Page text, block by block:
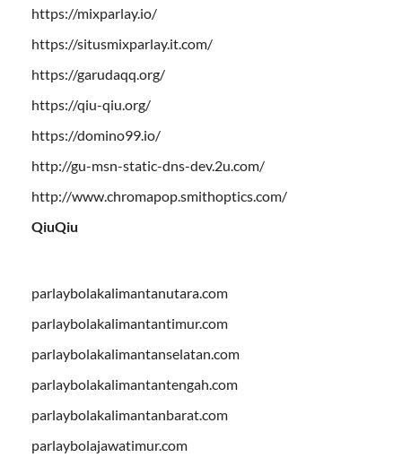
https://mixparlay.io/
https://situsmixparlay.it.com/
https://garudaqq.org/
https://qiu-qiu.org/
https://domino99.io/
http://gu-msn-static-dns-dev.2u.com/
http://www.chromapop.smithoptics.com/
QiuQiu
parlaybolakalimantanutara.com
parlaybolakalimantantimur.com
parlaybolakalimantanselatan.com
parlaybolakalimantantengah.com
parlaybolakalimantanbarat.com
parlaybolajawatimur.com